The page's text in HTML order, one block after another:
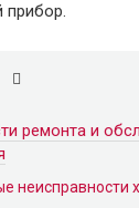
прибор.
ремонта и
неисправности